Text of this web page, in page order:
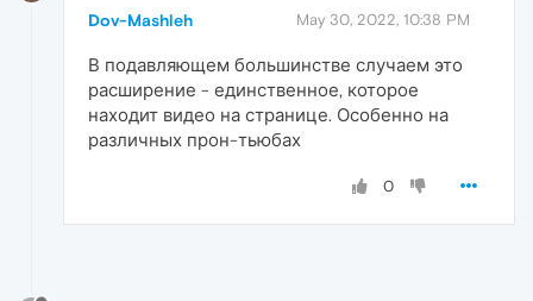
Dov-Mashleh May 30, 2022, 10:38 PM
В подавляющем большинстве случаем это
расширение - единственное, которое
находит видео на странице. Особенно на
различных прон-тьюбах
0